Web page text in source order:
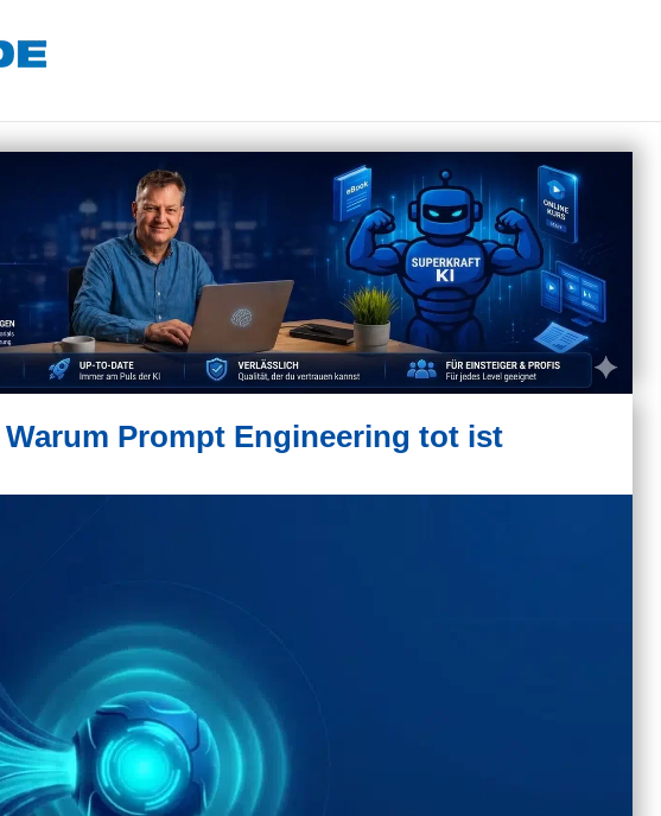
Prompt Engineering tot ist